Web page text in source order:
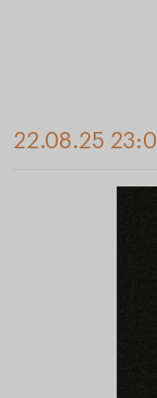
22.08.25